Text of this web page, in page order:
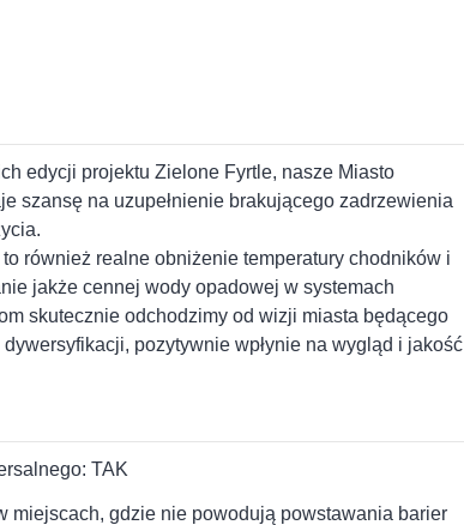
edycji projektu Zielone Fyrtle, nasze Miasto
szansę na uzupełnienie brakującego zadrzewienia
również realne obniżenie temperatury chodników i
jakże cennej wody opadowej w systemach
skutecznie odchodzimy od wizji miasta będącego
pozytywnie wpłynie na wygląd i jakość
TAK
miejscach, gdzie nie powodują powstawania barier